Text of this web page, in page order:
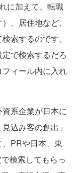
に加えて、転職
、居住地など、
索するのです。
で検索するだろ
ィール内に入れ
系企業が日本に
込み客の創出」
PRや日本、東
検索してもらっ